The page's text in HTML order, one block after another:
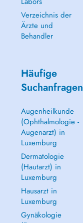
Verzeichnis der
Ärzte und
Behandler
Häufige
Suchanfragen
Augenheilkunde
(Ophthalmologie -
Augenarzt) in
Luxemburg
Dermatologie
(Hautarzt) in
Luxemburg
Hausarzt in
Luxemburg
Gynäkologie